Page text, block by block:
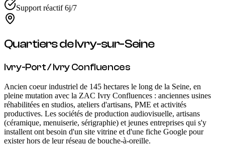
Support réactif 6j/7
Quartiers deIvry-sur-Seine
Ivry-Port / Ivry Confluences
Ancien coeur industriel de 145 hectares le long de la Seine, en
pleine mutation avec la ZAC Ivry Confluences : anciennes usines
réhabilitées en studios, ateliers d'artisans, PME et activités
productives. Les sociétés de production audiovisuelle, artisans
(céramique, menuiserie, sérigraphie) et jeunes entreprises qui s'y
installent ont besoin d'un site vitrine et d'une fiche Google pour
exister hors de leur réseau de bouche-à-oreille.